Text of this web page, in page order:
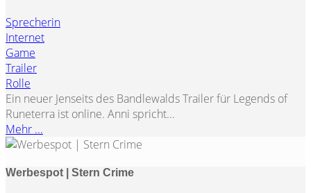
Sprecherin
Internet
Game
Trailer
Rolle
Ein neuer Jenseits des Bandlewalds Trailer für Legends of
Runeterra ist online. Anni spricht...
Mehr ...
Werbespot | Stern Crime